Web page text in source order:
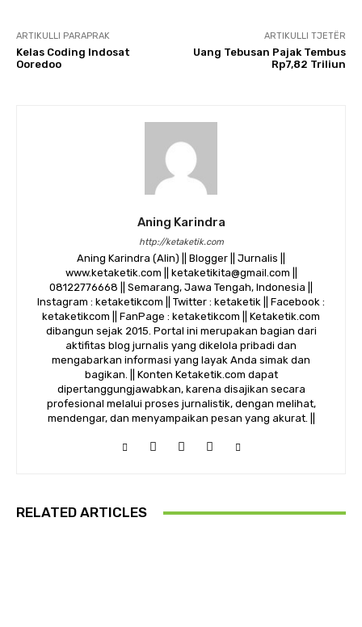
ARTIKULLI PARAPRAK
Kelas Coding Indosat
Ooredoo
ARTIKULLI TJETËR
Uang Tebusan Pajak Tembus
Rp7,82 Triliun
Aning Karindra
http://ketaketik.com
Aning Karindra (Alin) || Blogger || Jurnalis ||
www.ketaketik.com || ketaketikita@gmail.com ||
08122776668 || Semarang, Jawa Tengah, Indonesia ||
Instagram : ketaketikcom || Twitter : ketaketik || Facebook :
ketaketikcom || FanPage : ketaketikcom || Ketaketik.com
dibangun sejak 2015. Portal ini merupakan bagian dari
aktifitas blog jurnalis yang dikelola pribadi dan
mengabarkan informasi yang layak Anda simak dan
bagikan. || Konten Ketaketik.com dapat
dipertanggungjawabkan, karena disajikan secara
profesional melalui proses jurnalistik, dengan melihat,
mendengar, dan menyampaikan pesan yang akurat. ||
RELATED ARTICLES